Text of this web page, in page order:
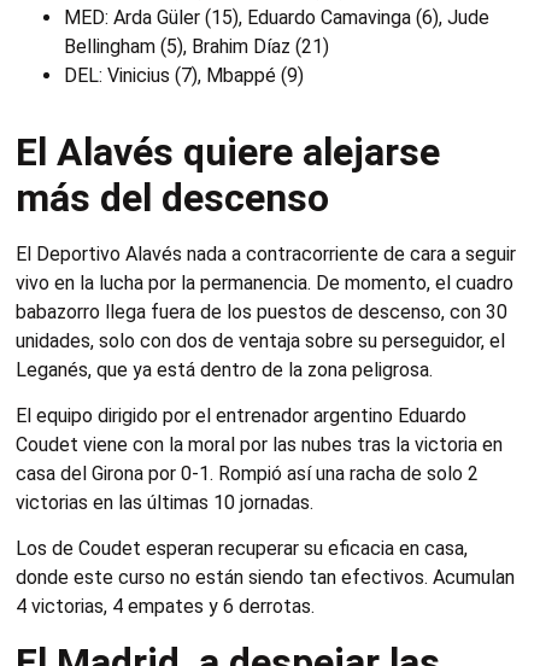
MED: Arda Güler (15), Eduardo Camavinga (6), Jude
Bellingham (5), Brahim Díaz (21)
DEL: Vinicius (7), Mbappé (9)
El Alavés quiere alejarse
más del descenso
El Deportivo Alavés nada a contracorriente de cara a seguir
vivo en la lucha por la permanencia. De momento, el cuadro
babazorro llega fuera de los puestos de descenso, con 30
unidades, solo con dos de ventaja sobre su perseguidor, el
Leganés, que ya está dentro de la zona peligrosa.
El equipo dirigido por el entrenador argentino Eduardo
Coudet viene con la moral por las nubes tras la victoria en
casa del Girona por 0-1. Rompió así una racha de solo 2
victorias en las últimas 10 jornadas.
Los de Coudet esperan recuperar su eficacia en casa,
donde este curso no están siendo tan efectivos. Acumulan
4 victorias, 4 empates y 6 derrotas.